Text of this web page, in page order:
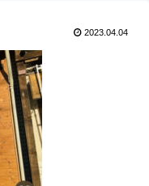
2023.04.04